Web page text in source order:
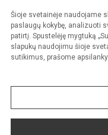
Šioje svetainėje naudojame
paslaugų kokybę, analizuoti
patirtį. Spustelėję mygtuką
slapukų naudojimu šioje
sutikimus, prašome
© 2021. Kretingos
Kopijuoti turinį be
Prieinamumo
Sumanus būdas